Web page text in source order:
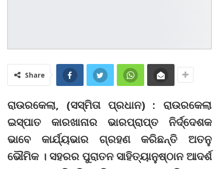
Share
ରାଉରକେଲା, (ସସ୍ମିତା ପ୍ରଧାନ) : ରାଉରକେଲା
ଇସ୍ପାତ କାରଖାନାର ଭାରପ୍ରାପ୍ତ ନିର୍ଦ୍ଦେଶକ
ଭାବେ କାର୍ଯ୍ୟଭାର ଗ୍ରହଣ କରିଛନ୍ତି ଅତନୁ
ଭୌମିକ । ସହରର ପୁରାତନ ସାହିତ୍ୟାନୁଷ୍ଠାନ ଆଦର୍ଶ